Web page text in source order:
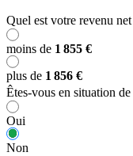
Quel est votre revenu
moins de 1 855 €
plus de 1 856 €
Êtes-vous en situation
Oui
Non